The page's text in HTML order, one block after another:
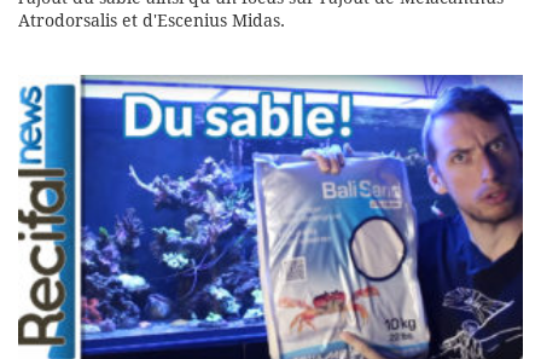
Atrodorsalis et d'Escenius Midas.